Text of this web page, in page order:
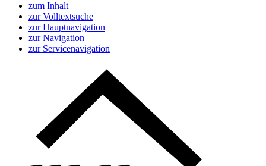
zum Inhalt
zur Volltextsuche
zur Hauptnavigation
zur Navigation
zur Servicenavigation